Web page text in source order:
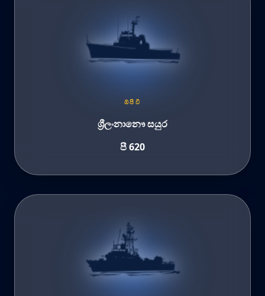
ඹ්පීවී
ශ්‍රීලංනානෞ සයුර
පී 620